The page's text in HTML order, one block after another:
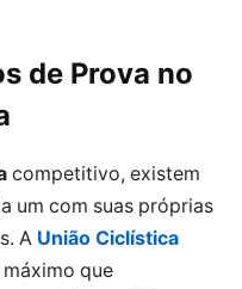
de Prova no
competitivo, existem
um com suas próprias
A União Ciclística
que